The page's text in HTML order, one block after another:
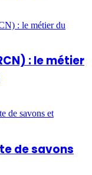
: le métier
de savons